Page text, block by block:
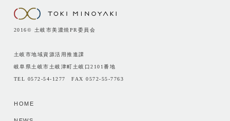
2016© 土岐市美濃焼PR委員会
土岐市地域資源活用推進課
岐阜県土岐市土岐津町土岐口2101番地
TEL 0572-54-1277 FAX 0572-55-7763
HOME